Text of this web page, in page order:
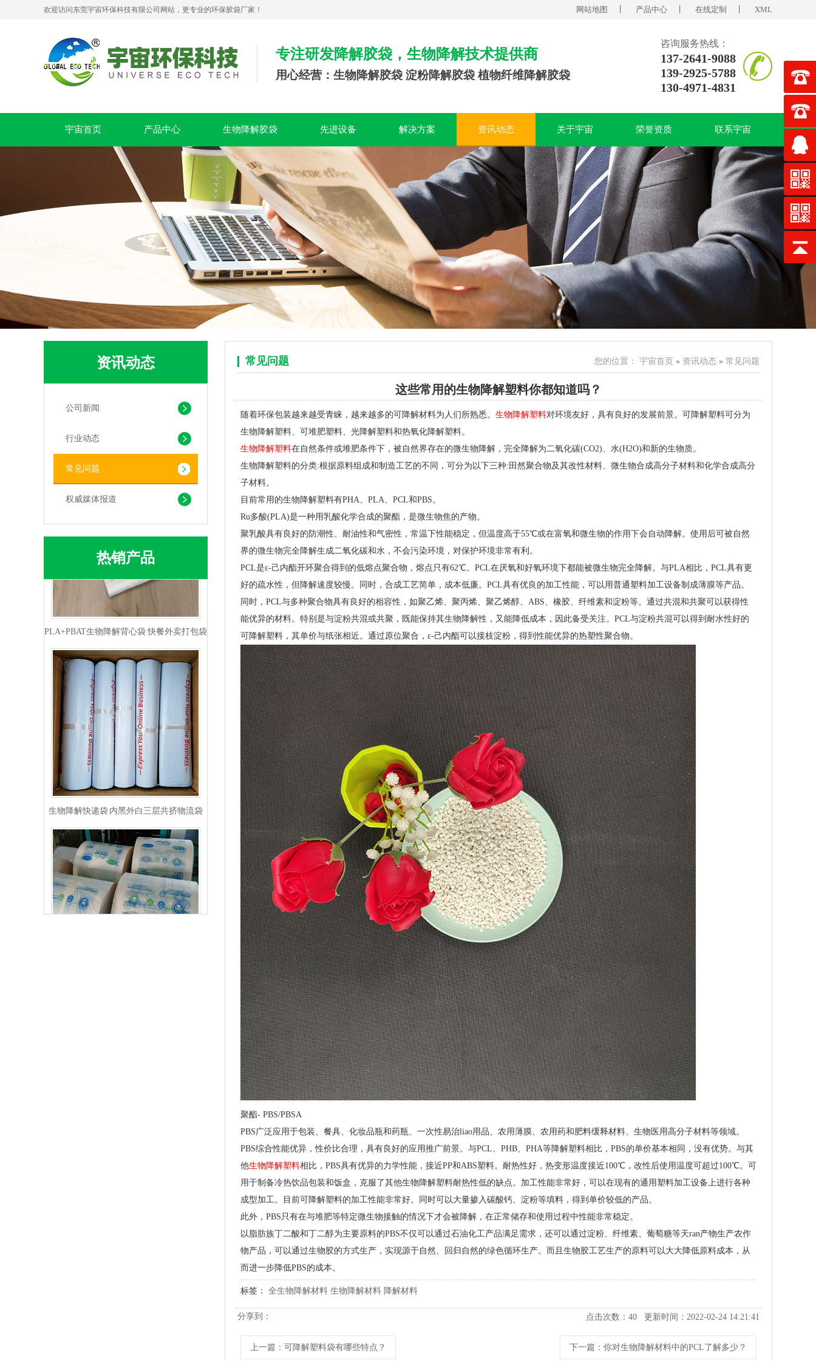
欢迎访问东莞宇宙环保科技有限公司网站，更专业的环保胶袋厂家！ 网站地图 产品中心 在线定制 XML
专注研发降解胶袋，生物降解技术提供商
用心经营：生物降解胶袋 淀粉降解胶袋 植物纤维降解胶袋
咨询服务热线：
137-2641-9088
139-2925-5788
130-4971-4831
宇宙首页 产品中心 生物降解胶袋 先进设备 解决方案 资讯动态 关于宇宙 荣誉资质 联系宇宙
资讯动态
公司新闻
行业动态
常见问题
权威媒体报道
热销产品
PLA+PBAT全生物降解贴骨袋 密封包装袋 五金包装
可堆肥生物降解服装手挽袋 环保购物手提袋按需定制印刷
PLA+PBAT生物降解背心袋 快餐外卖打包袋
生物降解快递袋 内黑外白三层共挤物流袋
常见问题 您的位置： 宇宙首页 » 资讯动态 » 常见问题
这些常用的生物降解塑料你都知道吗？
随着环保包装越来越受青睐，越来越多的可降解材料为人们所熟悉。 生物降解塑料对环境友好，具有良好的发展前景。可降解塑料可分为
生物降解塑料、可堆肥塑料、光降解塑料和热氧化降解塑料。
生物降解塑料在自然条件或堆肥条件下，被自然界存在的微生物降解，完全降解为二氧化碳(CO2)、水(H2O)和新的生物质。
生物降解塑料的分类:根据原料组成和制造工艺的不同，可分为以下三种:田然聚合物及其改性材料、微生物合成高分子材料和化学合成高分
子材料。
目前常用的生物降解塑料有PHA、PLA、PCL和PBS。
Ru多酸(PLA)是一种用乳酸化学合成的聚酯，是微生物焦的产物。
聚乳酸具有良好的防潮性、耐油性和气密性，常温下性能稳定，但温度高于55℃或在富氧和微生物的作用下会自动降解。使用后可被自然
界的微生物完全降解生成二氧化碳和水，不会污染环境，对保护环境非常有利。
PCL是ε-己内酯开环聚合得到的低熔点聚合物，熔点只有62℃。PCL在厌氧和好氧环境下都能被微生物完全降解。与PLA相比，PCL具有更
好的疏水性，但降解速度较慢。同时，合成工艺简单，成本低廉。PCL具有优良的加工性能，可以用普通塑料加工设备制成薄膜等产品。
同时，PCL与多种聚合物具有良好的相容性，如聚乙烯、聚丙烯、聚乙烯醇、ABS、橡胶、纤维素和淀粉等。通过共混和共聚可以获得性
能优异的材料。特别是与淀粉共混或共聚，既能保持其生物降解性，又能降低成本，因此备受关注。PCL与淀粉共混可以得到耐水性好的
可降解塑料，其单价与纸张相近。通过原位聚合，ε-己内酯可以接枝淀粉，得到性能优异的热塑性聚合物。
聚酯- PBS/PBSA
PBS广泛应用于包装、餐具、化妆品瓶和药瓶、一次性易治liao用品、农用薄膜、农用药和肥料缓释材料、生物医用高分子材料等领域。
PBS综合性能优异，性价比合理，具有良好的应用推广前景。与PCL、PHB、PHA等降解塑料相比，PBS的单价基本相同，没有优势。与其
他生物降解塑料相比，PBS具有优异的力学性能，接近PP和ABS塑料。耐热性好，热变形温度接近100℃，改性后使用温度可超过100℃。可
用于制备冷热饮品包装和饭盒，克服了其他生物降解塑料耐热性低的缺点。加工性能非常好，可以在现有的通用塑料加工设备上进行各种
成型加工。目前可降解塑料的加工性能非常好。同时可以大量掺入碳酸钙、淀粉等填料，得到单价较低的产品。
此外，PBS只有在与堆肥等特定微生物接触的情况下才会被降解，在正常储存和使用过程中性能非常稳定。
以脂肪族丁二酸和丁二醇为主要原料的PBS不仅可以通过石油化工产品满足需求，还可以通过淀粉、纤维素、葡萄糖等天ran产物生产农作
物产品，可以通过生物胶的方式生产，实现源于自然、回归自然的绿色循环生产。而且生物胶工艺生产的原料可以大大降低原料成本，从
而进一步降低PBS的成本。
标签： 全生物降解材料 生物降解材料 降解材料
分享到： 点击次数： 40 更新时间：2022-02-24 14:21:41
上一篇 ：可降解塑料袋有哪些特点？ 下一篇 ：你对生物降解材料中的PCL了解多少？